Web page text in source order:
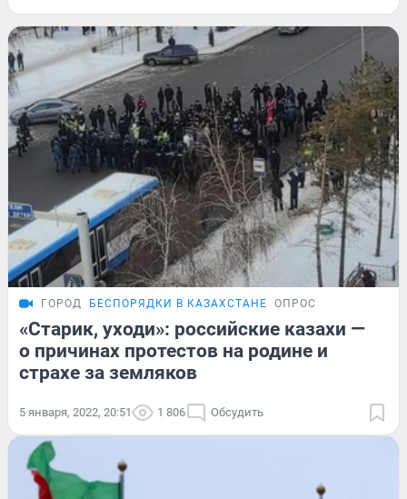
ГОРОД БЕСПОРЯДКИ В КАЗАХСТАНЕ ОПРОС
«Старик, уходи»: российские казахи —
о причинах протестов на родине и
страхе за земляков
5 января, 2022, 20:51 1 806 Обсудить